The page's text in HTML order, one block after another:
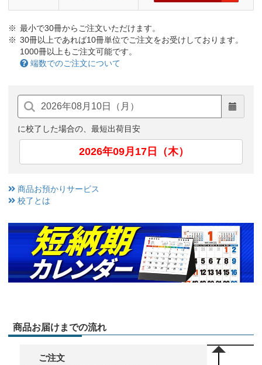
最小で30冊からご注文いただけます。
30冊以上であれば10冊単位でご注文をお受けしております。
1000冊以上もご注文可能です。
端数でのご注文について
に校了した場合の、最短出荷目安
2026年09月17日（木）
商品お預かりサービス
校了とは
商品お届けまでの流れ
ご注文